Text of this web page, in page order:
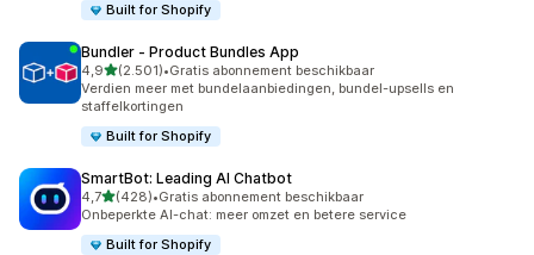
Built for Shopify
Bundler ‑ Product Bundles App
4,9van 5 sterren
(2.501)
2501 recensies in totaal
•Gratis abonnement beschikbaar
Verdien meer met bundelaanbiedingen, bundel-upsells en
staffelkortingen
Built for Shopify
SmartBot: Leading AI Chatbot
4,7van 5 sterren
(428)
428 recensies in totaal
•Gratis abonnement beschikbaar
Onbeperkte AI-chat: meer omzet en betere service
Built for Shopify